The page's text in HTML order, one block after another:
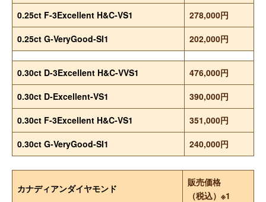
0.25ct F-3Excellent H&C-VS1
278,000円
0.25ct G-VeryGood-SI1
202,000円
0.30ct D-3Excellent H&C-VVS1
476,000円
0.30ct D-Excellent-VS1
390,000円
0.30ct F-3Excellent H&C-VS1
351,000円
0.30ct G-VeryGood-SI1
240,000円
カナディアンダイヤモンド
販売価格
（税込）※1